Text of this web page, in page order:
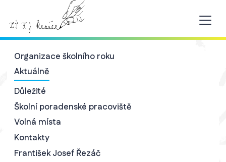
Organizace školního roku
Aktuálně
Důležité
Školní poradenské pracoviště
Volná místa
Kontakty
František Josef Řezáč